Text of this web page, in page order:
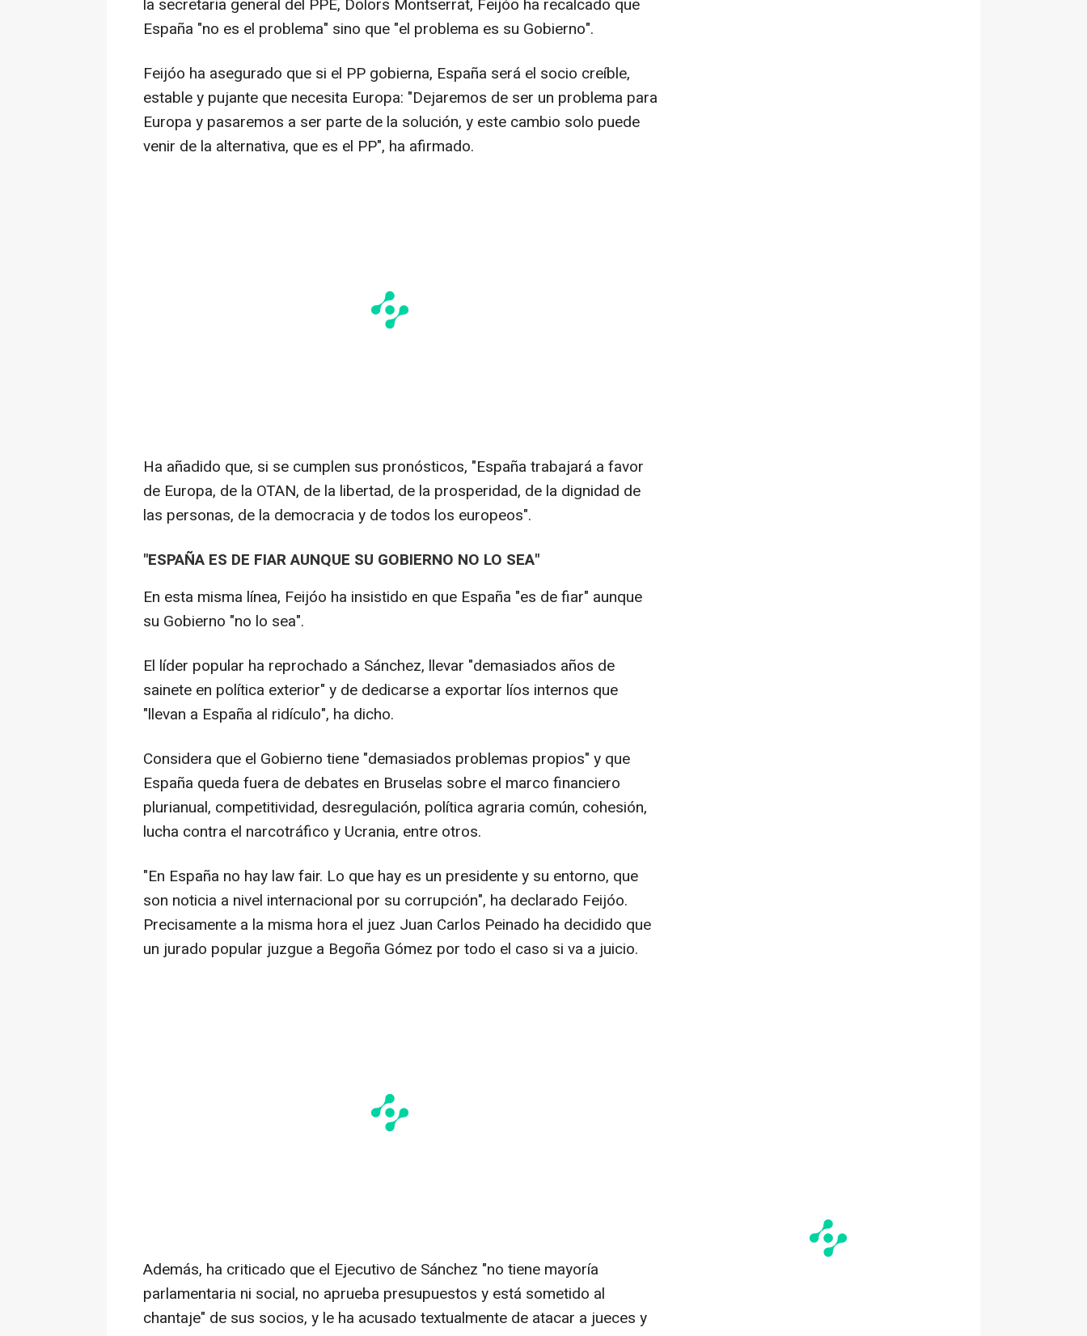
la secretaria general del PPE, Dolors Montserrat, Feijóo ha recalcado que
España "no es el problema" sino que "el problema es su Gobierno".
Feijóo ha asegurado que si el PP gobierna, España será el socio creíble,
estable y pujante que necesita Europa: "Dejaremos de ser un problema para
Europa y pasaremos a ser parte de la solución, y este cambio solo puede
venir de la alternativa, que es el PP", ha afirmado.
Ha añadido que, si se cumplen sus pronósticos, "España trabajará a favor
de Europa, de la OTAN, de la libertad, de la prosperidad, de la dignidad de
las personas, de la democracia y de todos los europeos".
"ESPAÑA ES DE FIAR AUNQUE SU GOBIERNO NO LO SEA"
En esta misma línea, Feijóo ha insistido en que España "es de fiar" aunque
su Gobierno "no lo sea".
El líder popular ha reprochado a Sánchez, llevar "demasiados años de
sainete en política exterior" y de dedicarse a exportar líos internos que
"llevan a España al ridículo", ha dicho.
Considera que el Gobierno tiene "demasiados problemas propios" y que
España queda fuera de debates en Bruselas sobre el marco financiero
plurianual, competitividad, desregulación, política agraria común, cohesión,
lucha contra el narcotráfico y Ucrania, entre otros.
"En España no hay law fair. Lo que hay es un presidente y su entorno, que
son noticia a nivel internacional por su corrupción", ha declarado Feijóo.
Precisamente a la misma hora el juez Juan Carlos Peinado ha decidido que
un jurado popular juzgue a Begoña Gómez por todo el caso si va a juicio.
Además, ha criticado que el Ejecutivo de Sánchez "no tiene mayoría
parlamentaria ni social, no aprueba presupuestos y está sometido al
chantaje" de sus socios, y le ha acusado textualmente de atacar a jueces y